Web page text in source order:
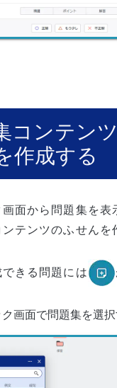
コンテン
作成する
画面から問題集を表
テンツのふせんを
きる問題には
画面で問題集を選択